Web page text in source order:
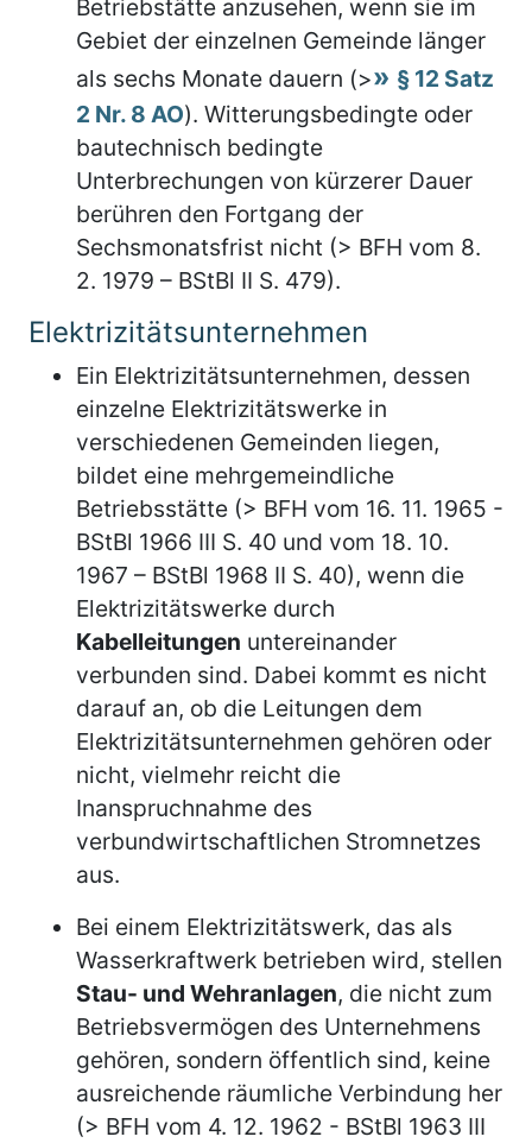
Betriebstätte anzusehen, wenn sie im
Gebiet der einzelnen Gemeinde länger
als sechs Monate dauern (>
§ 12 Satz
2 Nr. 8 AO). Witterungsbedingte oder
bautechnisch bedingte
Unterbrechungen von kürzerer Dauer
berühren den Fortgang der
Sechsmonatsfrist nicht (> BFH vom 8.
2. 1979 – BStBl II S. 479).
Elektrizitätsunternehmen
Ein Elektrizitätsunternehmen, dessen
einzelne Elektrizitätswerke in
verschiedenen Gemeinden liegen,
bildet eine mehrgemeindliche
Betriebsstätte (> BFH vom 16. 11. 1965 -
BStBl 1966 III S. 40 und vom 18. 10.
1967 – BStBl 1968 II S. 40), wenn die
Elektrizitätswerke durch
Kabelleitungen untereinander
verbunden sind. Dabei kommt es nicht
darauf an, ob die Leitungen dem
Elektrizitätsunternehmen gehören oder
nicht, vielmehr reicht die
Inanspruchnahme des
verbundwirtschaftlichen Stromnetzes
aus.
Bei einem Elektrizitätswerk, das als
Wasserkraftwerk betrieben wird, stellen
Stau- und Wehranlagen, die nicht zum
Betriebsvermögen des Unternehmens
gehören, sondern öffentlich sind, keine
ausreichende räumliche Verbindung her
(> BFH vom 4. 12. 1962 - BStBl 1963 III